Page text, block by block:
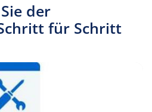
der
für Schritt